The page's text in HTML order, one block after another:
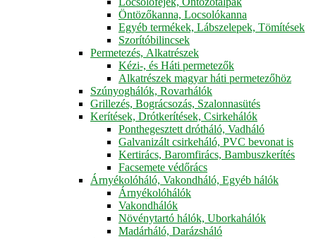
Öntözőkanna, Locsolókanna
Egyéb termékek, Lábszelepek, Tömítések
Szorítóbilincsek
Permetezés, Alkatrészek
Kézi-, és Háti permetezők
Alkatrészek magyar háti permetezőhöz
Szúnyoghálók, Rovarhálók
Grillezés, Bográcsozás, Szalonnasütés
Kerítések, Drótkerítések, Csirkehálók
Ponthegesztett drótháló, Vadháló
Galvanizált csirkeháló, PVC bevonat is
Kertirács, Baromfirács, Bambuszkerítés
Facsemete védőrács
Árnyékolóháló, Vakondháló, Egyéb hálók
Árnyékolóhálók
Vakondhálók
Növénytartó hálók, Uborkahálók
Madárháló, Darázsháló